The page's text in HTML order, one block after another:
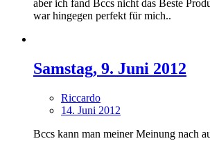
aber ich fand Bccs nicht das Beste
war hingegen perfekt für mich..
Samstag, 9. Juni 2012
Riccardo
14. Juni 2012
Bccs kann man meiner Meinung nach